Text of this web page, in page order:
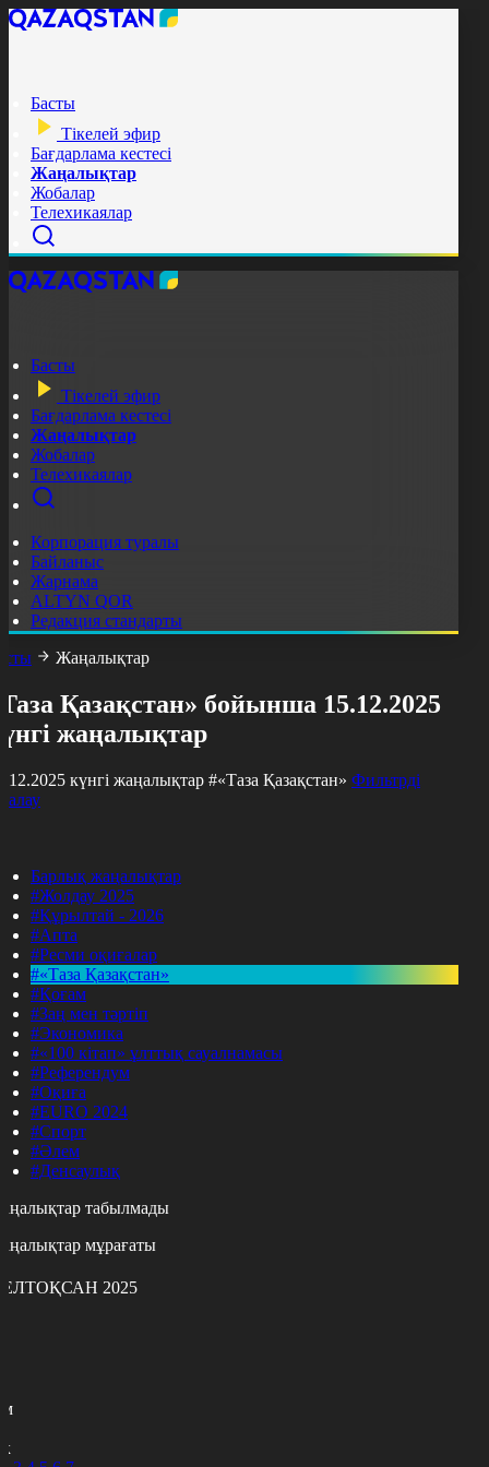
Басты
Тікелей эфир
Бағдарлама кестесі
Жаңалықтар
Жобалар
Телехикаялар
Басты
Тікелей эфир
Бағдарлама кестесі
Жаңалықтар
Жобалар
Телехикаялар
Корпорация туралы
Байланыс
Жарнама
ALTYN QOR
Редакция стандарты
Жаңалықтар
Қазақстан» бойынша 15.12.2025
жаңалықтар
күнгі жаңалықтар #«Таза Қазақстан» Фильтрді
Барлық жаңалықтар
#Жолдау 2025
#Құрылтай - 2026
#Апта
#Ресми оқиғалар
#«Таза Қазақстан»
#Қоғам
#Заң мен тәртіп
#Экономика
#«100 кітап» ұлттық сауалнамасы
#Референдум
#Оқиға
#EURO 2024
#Спорт
#Әлем
#Денсаулық
табылмады
мұрағаты
2025